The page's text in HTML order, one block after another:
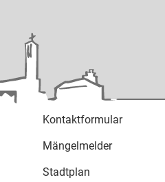
Kontaktformular
Mängelmelder
Stadtplan